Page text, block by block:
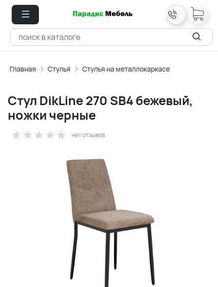
Главная Стулья Стулья на металлокаркасе
Стул DikLine 270 SB4 бежевый,
ножки черные
нет отзывов